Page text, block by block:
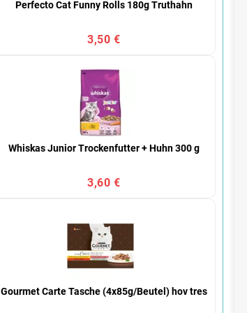
Perfecto Cat Funny Rolls 180g Truthahn
3,50 €
Whiskas Junior Trockenfutter + Huhn 300 g
3,60 €
Gourmet Carte Tasche (4x85g/Beutel) hov tres